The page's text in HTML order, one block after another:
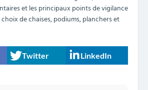
et les principaux points de vigilance
de chaises, podiums, planchers et
Twitter LinkedIn